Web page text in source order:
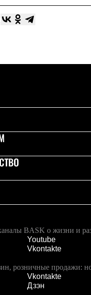
BASK о жизни и
Youtube
Vkontakte
розничные продажи:
Vkontakte
Дзэн